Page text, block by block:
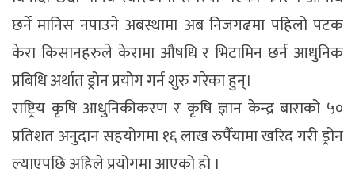
छर्ने मानिस नपाउने अबस्थामा अब निजगढमा पहिलो पटक
केरा किसानहरुले केरामा औषधि र भिटामिन छर्न आधुनिक
प्रबिधि अर्थात ड्रोन प्रयोग गर्न शुरु गरेका हुन्।
राष्ट्रिय कृषि आधुनिकीकरण र कृषि ज्ञान केन्द्र बाराको ५०
प्रतिशत अनुदान सहयोगमा १६ लाख रुपैँयामा खरिद गरी ड्रोन